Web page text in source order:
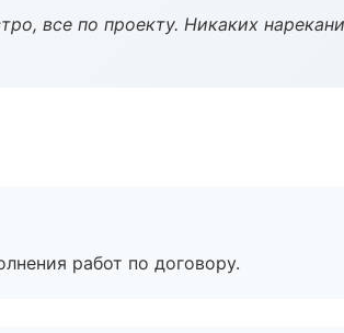
все по проекту. Никаких
работ по договору.